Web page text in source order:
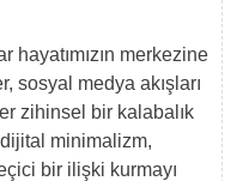
hayatımızın merkezine
sosyal medya akışları
zihinsel bir kalabalık
minimalizm,
bir ilişki kurmayı